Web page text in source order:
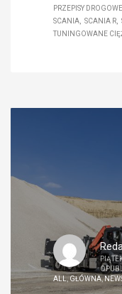
PRZEPISY DROGOWE
SCANIA
SCANIA R
TUNINGOWANE
ALL,GŁÓWNA,